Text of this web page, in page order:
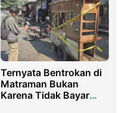
Ternyata Bentrokan di
Matraman Bukan
Karena Tidak Bayar